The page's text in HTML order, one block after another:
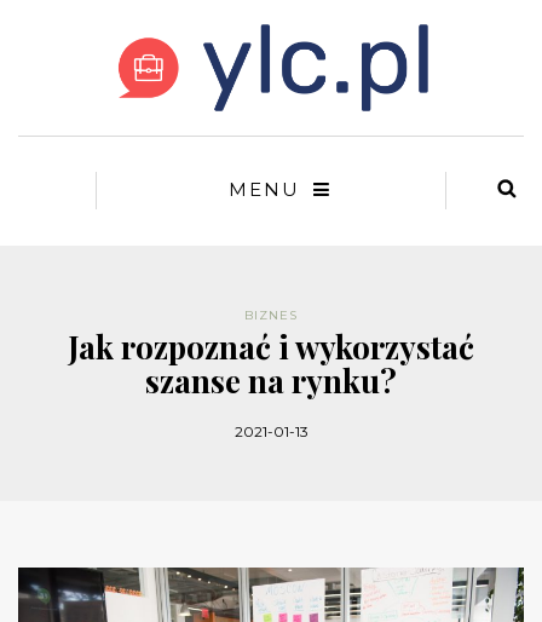
MENU
BIZNES
Jak rozpoznać i wykorzystać
szanse na rynku?
2021-01-13